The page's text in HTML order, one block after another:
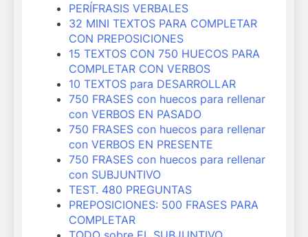
PERÍFRASIS VERBALES
32 MINI TEXTOS PARA COMPLETAR
CON PREPOSICIONES
15 TEXTOS CON 750 HUECOS PARA
COMPLETAR CON VERBOS
10 TEXTOS para DESARROLLAR
750 FRASES con huecos para rellenar
con VERBOS EN PASADO
750 FRASES con huecos para rellenar
con VERBOS EN PRESENTE
750 FRASES con huecos para rellenar
con SUBJUNTIVO
TEST. 480 PREGUNTAS
PREPOSICIONES: 500 FRASES PARA
COMPLETAR